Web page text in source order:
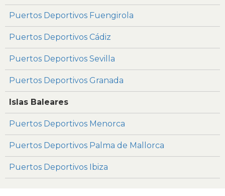
Puertos Deportivos Fuengirola
Puertos Deportivos Cádiz
Puertos Deportivos Sevilla
Puertos Deportivos Granada
Islas Baleares
Puertos Deportivos Menorca
Puertos Deportivos Palma de Mallorca
Puertos Deportivos Ibiza